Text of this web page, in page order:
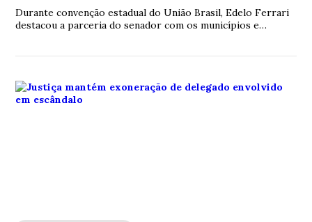
Durante convenção estadual do União Brasil, Edelo Ferrari
destacou a parceria do senador com os municípios e